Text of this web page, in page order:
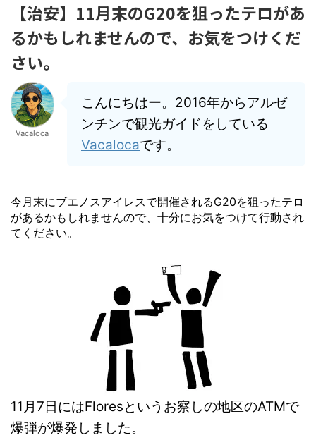
【治安】11月末のG20を狙ったテロがあ
るかもしれませんので、お気をつけくだ
さい。
Vacaloca
こんにちはー。2016年からアルゼ
ンチンで観光ガイドをしている
Vacalocaです。
今月末にブエノスアイレスで開催されるG20を狙ったテロ
があるかもしれませんので、十分にお気をつけて行動され
てください。
11月7日にはFloresというお察しの地区のATMで
爆弾が爆発しました。